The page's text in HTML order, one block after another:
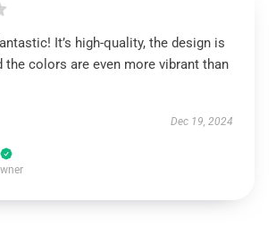
It’s high-quality, the design is
the colors are even more vibrant than
Dec 19, 2024